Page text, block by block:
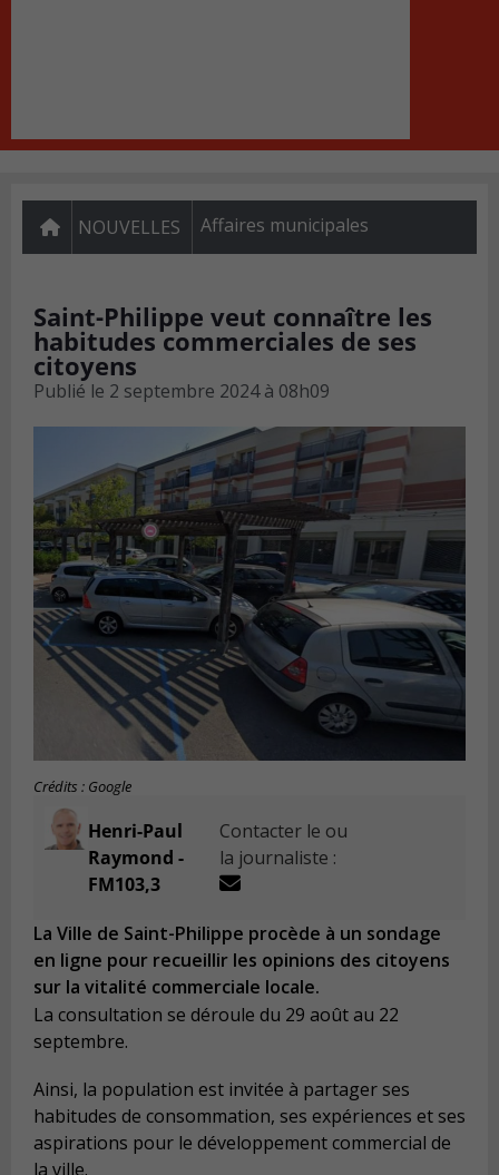
NOUVELLES Affaires municipales
Saint-Philippe veut connaître les
habitudes commerciales de ses
citoyens
Publié le 2 septembre 2024 à 08h09
Crédits : Google
Henri-Paul
Raymond -
FM103,3
Contacter le ou
la journaliste :
La Ville de Saint-Philippe procède à un sondage
en ligne pour recueillir les opinions des citoyens
sur la vitalité commerciale locale.
La consultation se déroule du 29 août au 22
septembre.
Ainsi, la population est invitée à partager ses
habitudes de consommation, ses expériences et ses
aspirations pour le développement commercial de
la ville.